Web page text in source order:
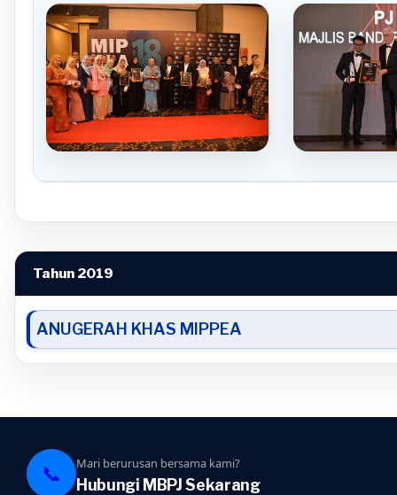
Tahun 2019
ANUGERAH KHAS MIPPEA
📞 Mari berurusan bersama kami?
Hubungi MBPJ Sekarang